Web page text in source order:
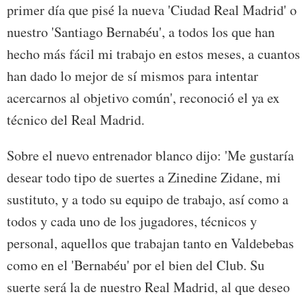
primer día que pisé la nueva 'Ciudad Real Madrid' o
nuestro 'Santiago Bernabéu', a todos los que han
hecho más fácil mi trabajo en estos meses, a cuantos
han dado lo mejor de sí mismos para intentar
acercarnos al objetivo común', reconoció el ya ex
técnico del Real Madrid.
Sobre el nuevo entrenador blanco dijo: 'Me gustaría
desear todo tipo de suertes a Zinedine Zidane, mi
sustituto, y a todo su equipo de trabajo, así como a
todos y cada uno de los jugadores, técnicos y
personal, aquellos que trabajan tanto en Valdebebas
como en el 'Bernabéu' por el bien del Club. Su
suerte será la de nuestro Real Madrid, al que deseo